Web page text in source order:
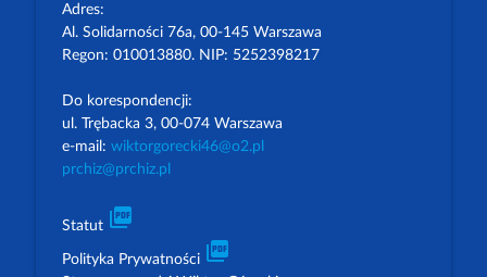
Adres:
Al. Solidarności 76a, 00-145 Warszawa
Regon: 010013880. NIP: 5252398217
Do korespondencji:
ul. Trębacka 3, 00-074 Warszawa
e-mail: wiktorgorecki46@o2.pl
prchiz@prchiz.pl
Statut picture_as_pdf
Polityka Prywatności picture_as_pdf